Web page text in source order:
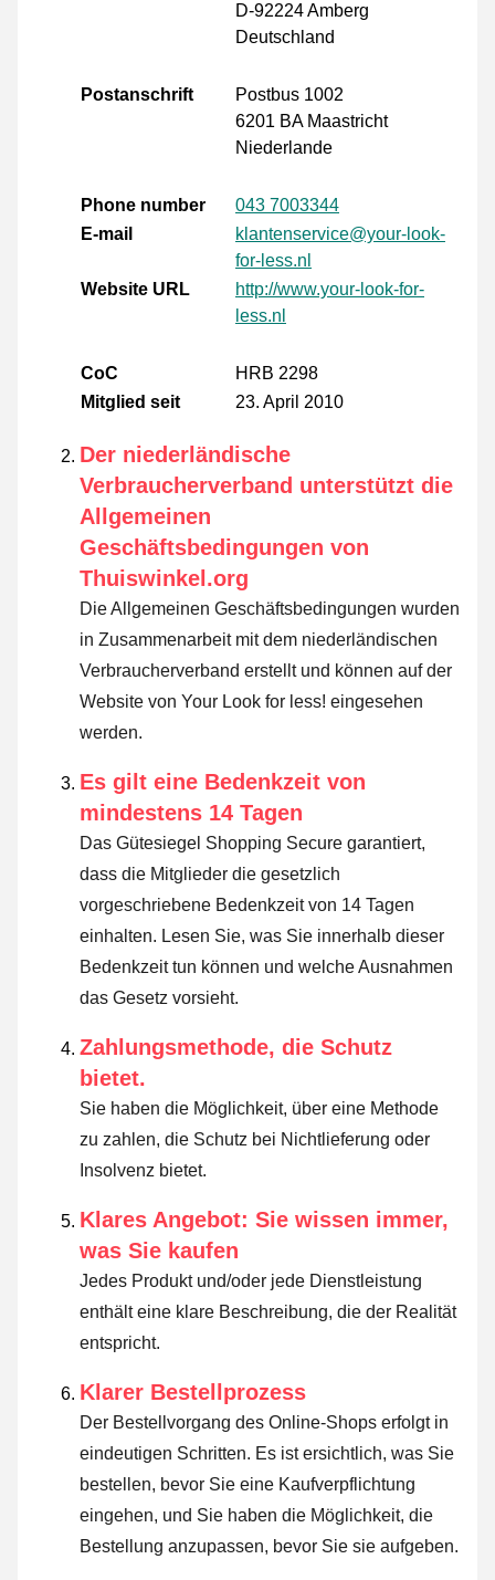
D-92224 Amberg
Deutschland
Postanschrift
Postbus 1002
6201 BA Maastricht
Niederlande
Phone number
043 7003344
E-mail
klantenservice@your-look-
for-less.nl
Website URL
http://www.your-look-for-
less.nl
CoC
HRB 2298
Mitglied seit
23. April 2010
Der niederländische
Verbraucherverband unterstützt die
Allgemeinen
Geschäftsbedingungen von
Thuiswinkel.org
Die Allgemeinen Geschäftsbedingungen wurden
in Zusammenarbeit mit dem niederländischen
Verbraucherverband erstellt und können auf der
Website von Your Look for less! eingesehen
werden.
Es gilt eine Bedenkzeit von
mindestens 14 Tagen
Das Gütesiegel Shopping Secure garantiert,
dass die Mitglieder die gesetzlich
vorgeschriebene Bedenkzeit von 14 Tagen
einhalten. Lesen Sie, was Sie innerhalb dieser
Bedenkzeit tun können und welche Ausnahmen
das Gesetz vorsieht.
Zahlungsmethode, die Schutz
bietet.
Sie haben die Möglichkeit, über eine Methode
zu zahlen, die Schutz bei Nichtlieferung oder
Insolvenz bietet.
Klares Angebot: Sie wissen immer,
was Sie kaufen
Jedes Produkt und/oder jede Dienstleistung
enthält eine klare Beschreibung, die der Realität
entspricht.
Klarer Bestellprozess
Der Bestellvorgang des Online-Shops erfolgt in
eindeutigen Schritten. Es ist ersichtlich, was Sie
bestellen, bevor Sie eine Kaufverpflichtung
eingehen, und Sie haben die Möglichkeit, die
Bestellung anzupassen, bevor Sie sie aufgeben.